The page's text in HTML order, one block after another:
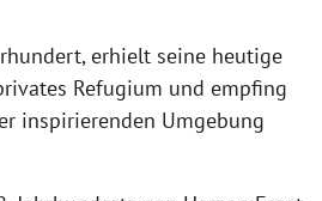
erhielt seine heutige
Refugium und empfing
inspirierenden Umgebung